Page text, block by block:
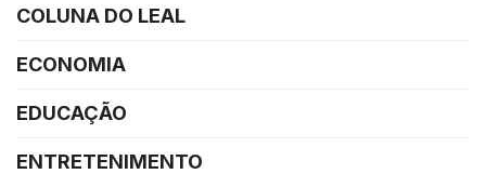
COLUNA DO LEAL
ECONOMIA
EDUCAÇÃO
ENTRETENIMENTO